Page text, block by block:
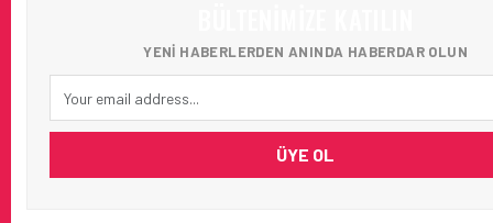
YENI HABERLERDEN ANINDA HABERDAR OLUN
ÜYE OL